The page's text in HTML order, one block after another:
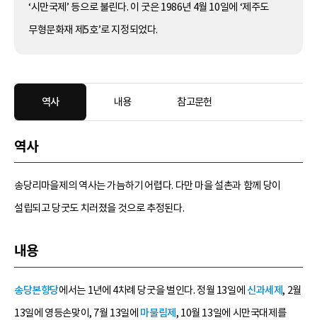
‘시만국제’ 등으로 불린다. 이 굿은 1986년 4월 10일에 ‘제주도
무형문화재 제5호’로 지정되었다.
역사 내용 참고문헌
역사
송당리마을제의 역사는 가늠하기 어렵다. 다만 마을 설촌과 함께 당이
설립되고 당굿도 치러졌을 것으로 추정된다.
내용
송당본향당에서는 1년에 4차례 당굿을 벌인다. 정월 13일에 신과세제, 2월
13일에 영등손맞이, 7월 13일에 마불림제 , 10월 13일에 시만국대제를